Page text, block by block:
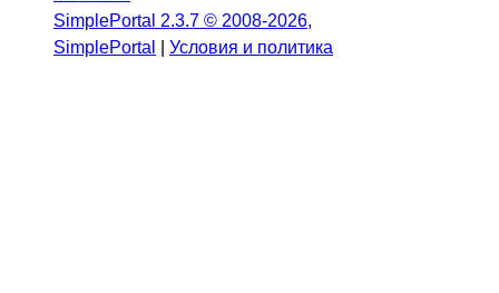
SimplePortal 2.3.7 © 2008-2026,
SimplePortal
Условия и политика